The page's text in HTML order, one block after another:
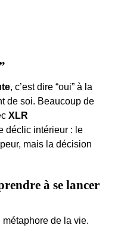
, c’est dire “oui” à la
de soi. Beaucoup de
XLR
déclic intérieur : le
mais la décision
à se lancer
de la vie.